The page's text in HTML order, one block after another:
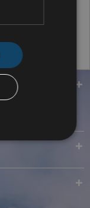
SENDEN